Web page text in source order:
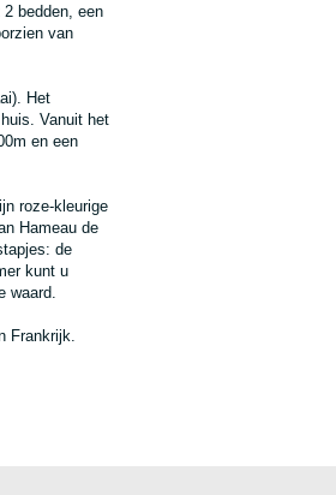
bedden, een
van
Het
Vanuit het
en een
roze-kleurige
Hameau de
de
kunt u
waard.
Frankrijk.